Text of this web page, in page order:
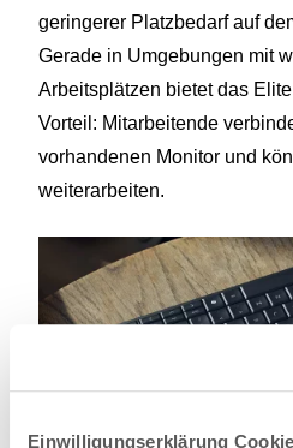
Einwilligungserklärung
geringerer Platzbedarf auf
Gerade in Umgebungen mit
Arbeitsplätzen bietet das
Vorteil: Mitarbeitende
vorhandenen Monitor und
weiterarbeiten.